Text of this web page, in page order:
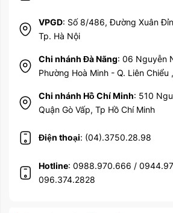
VPGD: Số 8/486, Đường Xuân
Tp. Hà Nội
Chi nhánh Đà Nãng: 06 Nguyễn
Phường Hoà Minh - Q. Liên Chiểu
Chi nhánh Hồ Chí Minh: 510
Quận Gò Vấp, Tp Hồ Chí Minh
Điện thoại: (04).3750.28.98
Hotline: 0988.970.666 /
096.374.2828